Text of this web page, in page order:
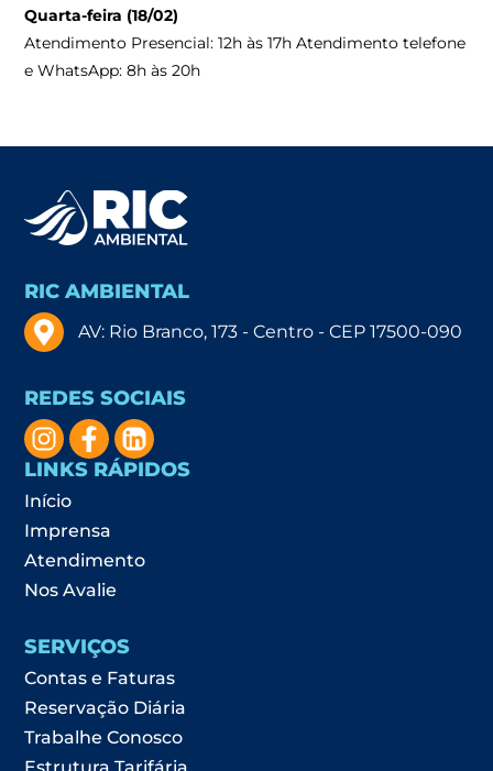
Quarta-feira (18/02)
Atendimento Presencial: 12h às 17h Atendimento telefone
e WhatsApp: 8h às 20h
RIC AMBIENTAL
AV: Rio Branco, 173 - Centro - CEP 17500-090
REDES SOCIAIS
LINKS RÁPIDOS
Início
Imprensa
Atendimento
Nos Avalie
SERVIÇOS
Contas e Faturas
Reservação Diária
Trabalhe Conosco